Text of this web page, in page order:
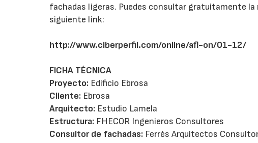
fachadas ligeras. Puedes consultar gratuitamente
siguiente link:
http://www.ciberperfil.com/online/afl-on/01-12/
FICHA TÉCNICA
Proyecto: Edificio Ebrosa
Cliente: Ebrosa
Arquitecto: Estudio Lamela
Estructura: FHECOR Ingenieros Consultores
Consultor de fachadas: Ferrés Arquitectos